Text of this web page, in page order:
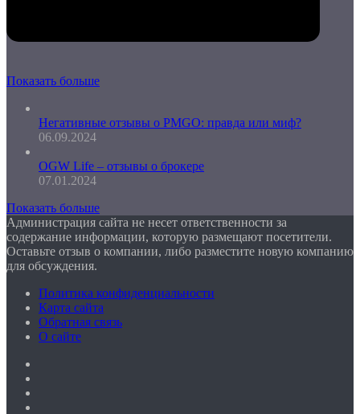
Показать больше
Негативные отзывы о PMGO: правда или миф?
06.09.2024
OGW Life – отзывы о брокере
07.01.2024
Показать больше
Администрация сайта не несет ответственности за
содержание информации, которую размещают посетители.
Оставьте отзыв о компании, либо разместите новую компанию
для обсуждения.
Политика конфиденциальности
Карта сайта
Обратная связь
О сайте